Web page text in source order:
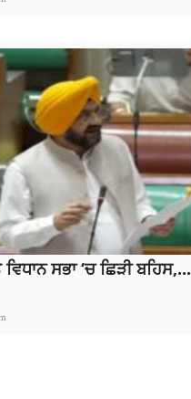
ਸਭਾ ‘ਚ ਛਿੜੀ ਬਹਿਸ,...